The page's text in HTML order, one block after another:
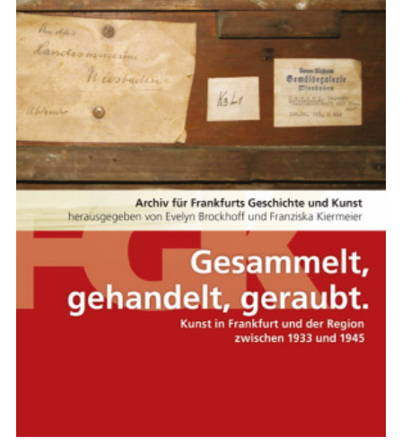
Institut für Stadtgeschichte
JAHRESBERICHT 2024
mehr